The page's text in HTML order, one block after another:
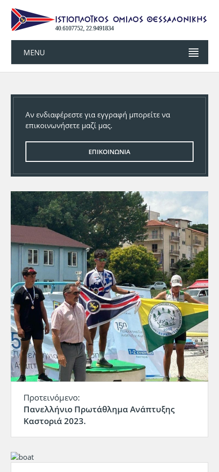
40.6107752, 22.9491834
MENU
Αν ενδιαφέρεστε για εγγραφή μπορείτε να
επικοινωνήσετε μαζί μας.
ΕΠΙΚΟΙΝΩΝΙΑ
Προτεινόμενο:
Πανελλήνιο Πρωτάθλημα Ανάπτυξης
Καστοριά 2023.